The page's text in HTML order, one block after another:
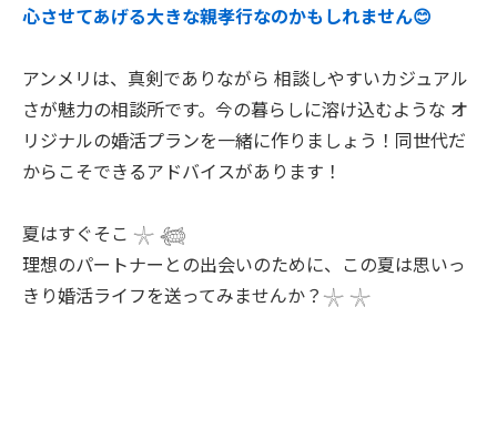
心させてあげる大きな親孝行なのかもしれません😊
アンメリは、真剣でありながら 相談しやすいカジュアル
さが魅力の相談所です。今の暮らしに溶け込むような オ
リジナルの婚活プランを一緒に作りましょう！同世代だ
からこそできるアドバイスがあります！
夏はすぐそこ 𓇼 𓆉
理想のパートナーとの出会いのために、この夏は思いっ
きり婚活ライフを送ってみませんか？𓇼 𓇼